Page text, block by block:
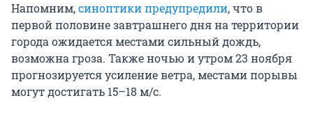
Напомним,синоптики предупредили, что в
первой половине завтрашнего дня на территории
города ожидается местами сильный дождь,
возможна гроза. Также ночью и утром 23 ноября
прогнозируется усиление ветра, местами порывы
могут достигать 15–18 м/с.